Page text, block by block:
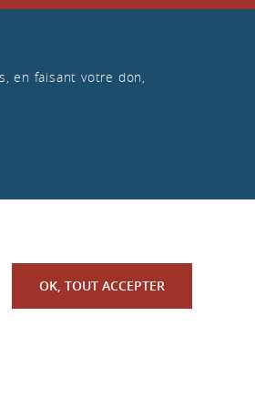
OK, TOUT ACCEPTER
en faisant votre don,